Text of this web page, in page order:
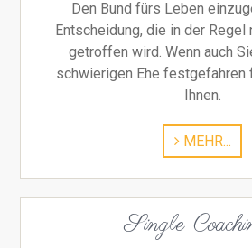
Den Bund fürs Leben
Entscheidung, die in der Regel
getroffen wird. Wenn auch
schwierigen Ehe festgefahren
Ihnen.
MEHR...
Single-